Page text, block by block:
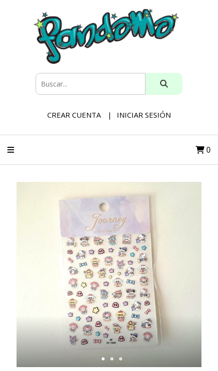
CREAR CUENTA INICIAR SESIÓN
0